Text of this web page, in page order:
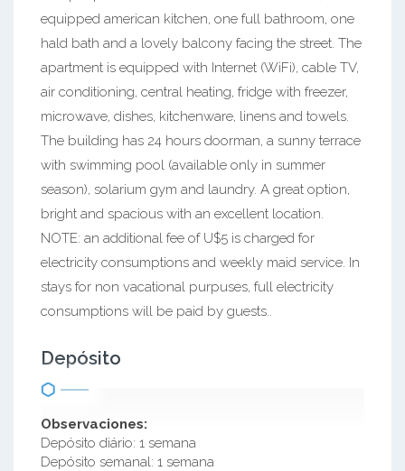
equipped american kitchen, one full bathroom, one
hald bath and a lovely balcony facing the street. The
apartment is equipped with Internet (WiFi), cable TV,
air conditioning, central heating, fridge with freezer,
microwave, dishes, kitchenware, linens and towels.
The building has 24 hours doorman, a sunny terrace
with swimming pool (available only in summer
season), solarium gym and laundry. A great option,
bright and spacious with an excellent location.
NOTE: an additional fee of U$5 is charged for
electricity consumptions and weekly maid service. In
stays for non vacational purpuses, full electricity
consumptions will be paid by guests..
Depósito
Observaciones:
Depósito diário: 1 semana
Depósito semanal: 1 semana